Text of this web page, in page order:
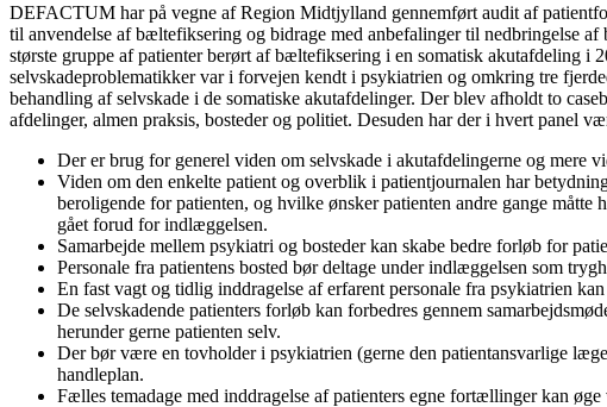
DEFACTUM har på vegne af Region Midtjylland gennemført audit af
til anvendelse af bæltefiksering og bidrage med anbefalinger til nedbringelse
største gruppe af patienter berørt af bæltefiksering i en somatisk akutafdeling i
selvskadeproblematikker var i forvejen kendt i psykiatrien og omkring tre
behandling af selvskade i de somatiske akutafdelinger. Der blev afholdt to
afdelinger, almen praksis, bosteder og politiet. Desuden har der i hvert panel
Der er brug for generel viden om selvskade i akutafdelingerne og mere
Viden om den enkelte patient og overblik i patientjournalen har
beroligende for patienten, og hvilke ønsker patienten andre gange
gået forud for indlæggelsen.
Samarbejde mellem psykiatri og bosteder kan skabe bedre forløb for
Personale fra patientens bosted bør deltage under indlæggelsen som
En fast vagt og tidlig inddragelse af erfarent personale fra psykiatrien
De selvskadende patienters forløb kan forbedres gennem
herunder gerne patienten selv.
Der bør være en tovholder i psykiatrien (gerne den patientansvarlige
handleplan.
Fælles temadage med inddragelse af patienters egne fortællinger kan